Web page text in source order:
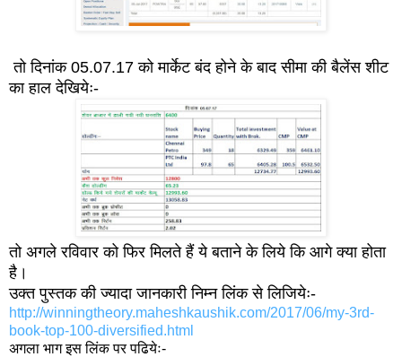
तो दिनांक 05.07.17 को मार्केट बंद होने के बाद सीमा की बैलेंस शीट
का हाल देखियेः-
तो अगले रविवार को फिर मिलते हैं ये बताने के लिये कि आगे क्या होता
है।
उक्त पुस्तक की ज्यादा जानकारी निम्न लिंक से लिजियेः-
http://winningtheory.maheshkaushik.com/2017/06/my-3rd-
book-top-100-diversified.html
अगला भाग इस लिंक पर पढियेः-